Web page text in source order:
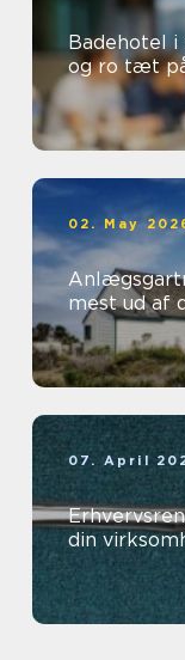
Badehotel
og ro tæt
02. May
Anlægsgartner
mest ud af
07. April
din